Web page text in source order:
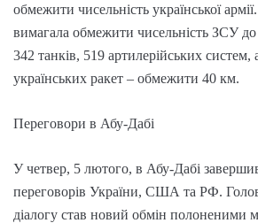
обмежити чисельність української
вимагала обмежити чисельність ЗСУ до
342 танків, 519 артилерійських систем,
українських ракет – обмежити 40 км.
Переговори в Абу-Дабі
У четвер, 5 лютого, в Абу-Дабі
переговорів України, США та РФ.
діалогу став новий обмін полоненими